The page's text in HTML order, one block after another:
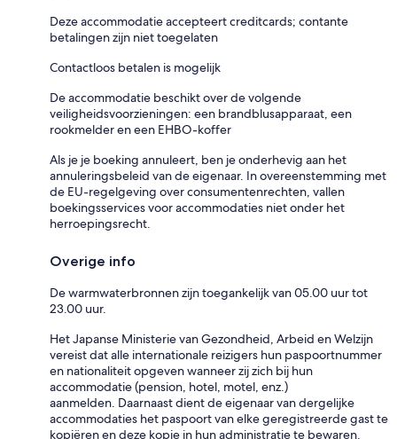
Deze accommodatie accepteert creditcards; contante
betalingen zijn niet toegelaten
Contactloos betalen is mogelijk
De accommodatie beschikt over de volgende
veiligheidsvoorzieningen: een brandblusapparaat, een
rookmelder en een EHBO-koffer
Als je je boeking annuleert, ben je onderhevig aan het
annuleringsbeleid van de eigenaar. In overeenstemming met
de EU-regelgeving over consumentenrechten, vallen
boekingsservices voor accommodaties niet onder het
herroepingsrecht.
Overige info
De warmwaterbronnen zijn toegankelijk van 05.00 uur tot
23.00 uur.
Het Japanse Ministerie van Gezondheid, Arbeid en Welzijn
vereist dat alle internationale reizigers hun paspoortnummer
en nationaliteit opgeven wanneer zij zich bij hun
accommodatie (pension, hotel, motel, enz.)
aanmelden. Daarnaast dient de eigenaar van dergelijke
accommodaties het paspoort van elke geregistreerde gast te
kopiëren en deze kopie in hun administratie te bewaren.